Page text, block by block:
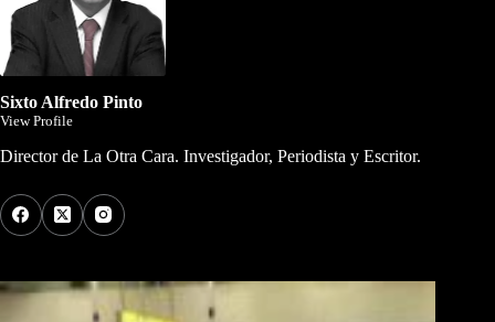
Sixto Alfredo Pinto
View Profile
Director de La Otra Cara. Investigador, Periodista y Escritor.